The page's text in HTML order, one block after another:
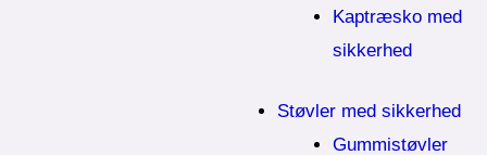
Kaptræsko med
sikkerhed
Støvler med sikkerhed
Gummistøvler